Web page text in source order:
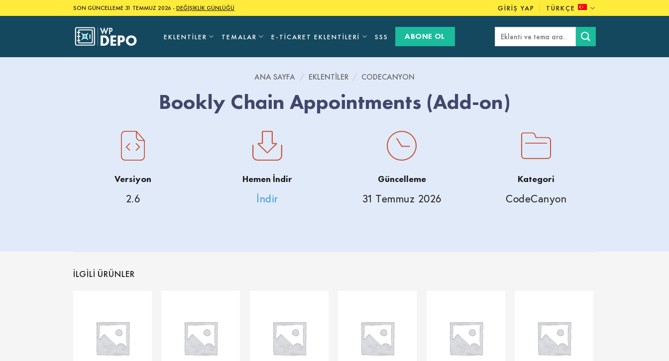
to
SON GÜNCELLEME 31 TEMMUZ 2026 -DEĞİŞİKLİK GÜNLÜĞÜ GIRIŞ YAP TÜRKÇE
EKLENTILER TEMALAR E-TICARET EKLENTILERI SSS ABONE OL Ara:
ANA SAYFA / EKLENTILER / CODECANYON
Bookly Chain Appointments (Add-on)
Versiyon
2.6
Hemen İndir
İndir
Güncelleme
31 Temmuz 2026
Kategori
CodeCanyon
İLGILI ÜRÜNLER